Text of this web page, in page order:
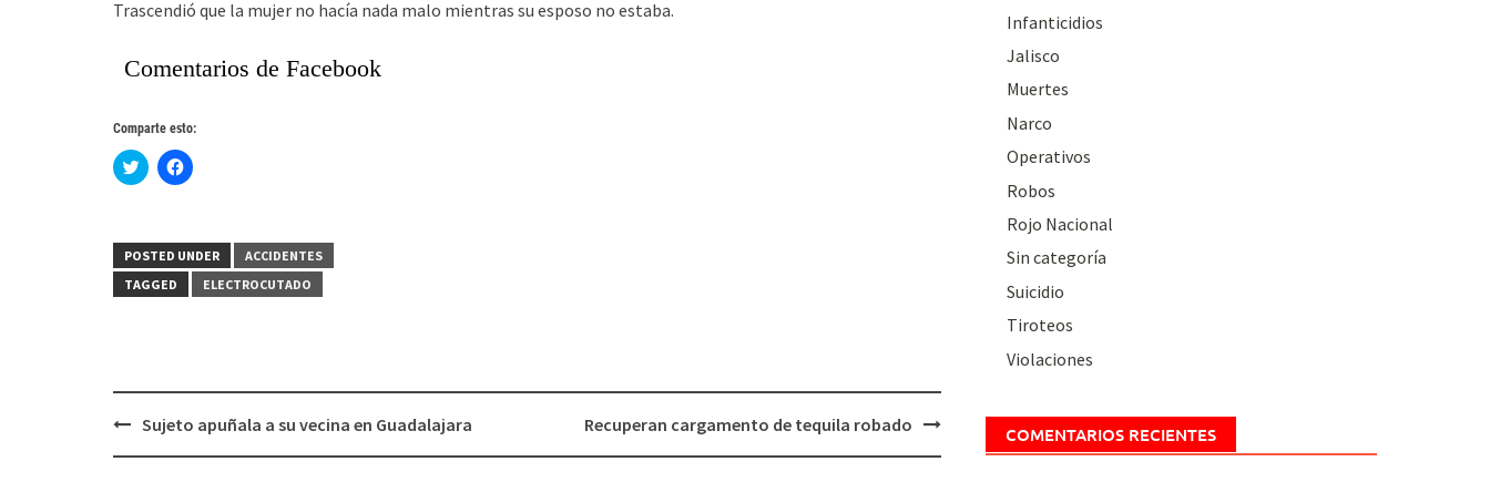
Trascendió que la mujer no hacía nada malo mientras su esposo no estaba.
Comentarios de Facebook
Comparte esto:
Haz
clic
(Se
abre
en
una
Haz
clic
(Se
abre
una
POSTED UNDER
ACCIDENTES
TAGGED
ELECTROCUTADO
PostSujeto apuñala a su vecina en Guadalajara Recuperan cargamento de tequila robado
Infanticidios
Jalisco
Muertes
Narco
Operativos
Robos
Rojo Nacional
Sin categoría
Suicidio
Tiroteos
Violaciones
COMENTARIOS RECIENTES